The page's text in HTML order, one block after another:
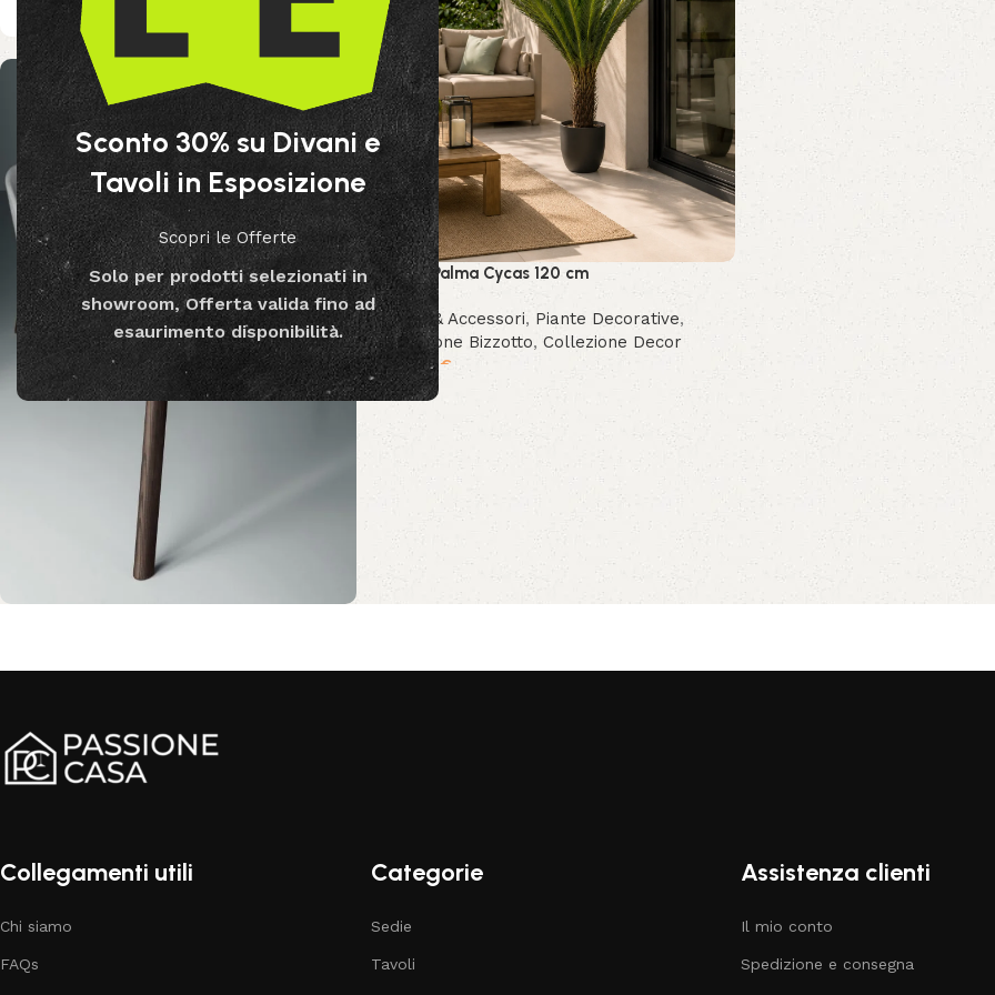
Sconto 30% su Divani e
Tavoli in Esposizione
Scopri le Offerte
Solo per prodotti selezionati in
showroom, Offerta valida fino ad
esaurimento disponibilità.
Acquista ora
Pianta Palma Cycas 120 cm
Decor & Accessori, Piante Decorative,
Collezione Bizzotto, Collezione Decor
189.99 €
Collegamenti utili
Chi siamo
FAQs
Categorie
Sedie
Tavoli
Assistenza clienti
Il mio conto
Spedizione e consegna